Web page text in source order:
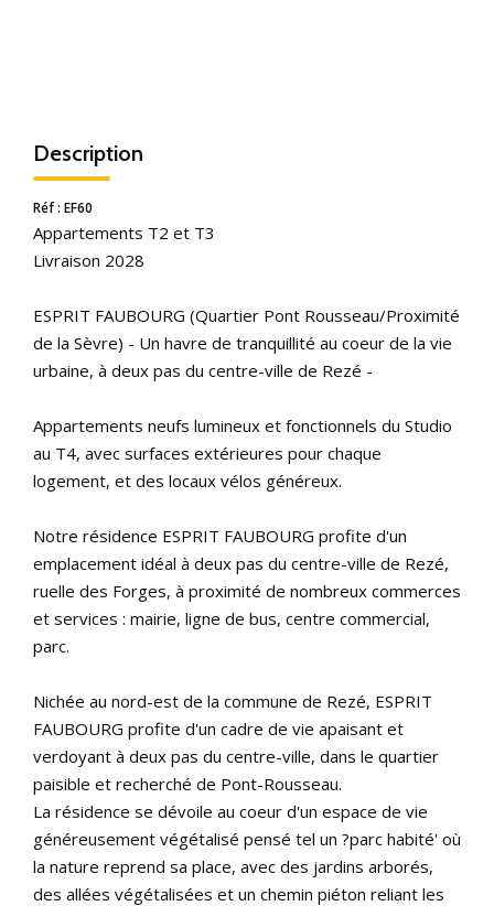
Description
Réf : EF60
Appartements T2 et T3
Livraison 2028
ESPRIT FAUBOURG (Quartier Pont Rousseau/Proximité
de la Sèvre) - Un havre de tranquillité au coeur de la vie
urbaine, à deux pas du centre-ville de Rezé -
Appartements neufs lumineux et fonctionnels du Studio
au T4, avec surfaces extérieures pour chaque
logement, et des locaux vélos généreux.
Notre résidence ESPRIT FAUBOURG profite d'un
emplacement idéal à deux pas du centre-ville de Rezé,
ruelle des Forges, à proximité de nombreux commerces
et services : mairie, ligne de bus, centre commercial,
parc.
Nichée au nord-est de la commune de Rezé, ESPRIT
FAUBOURG profite d'un cadre de vie apaisant et
verdoyant à deux pas du centre-ville, dans le quartier
paisible et recherché de Pont-Rousseau.
La résidence se dévoile au coeur d'un espace de vie
généreusement végétalisé pensé tel un ?parc habité' où
la nature reprend sa place, avec des jardins arborés,
des allées végétalisées et un chemin piéton reliant les